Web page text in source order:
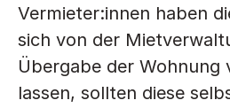
Vermieter:innen haben
sich von der
Übergabe der Wohnung
lassen, sollten diese